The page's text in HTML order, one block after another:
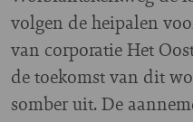
volgen de heipalen
van corporatie Het
de toekomst van dit
somber uit. De